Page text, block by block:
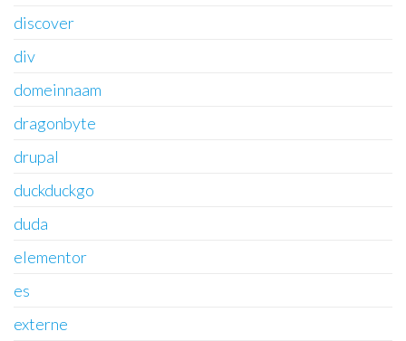
discover
div
domeinnaam
dragonbyte
drupal
duckduckgo
duda
elementor
es
externe